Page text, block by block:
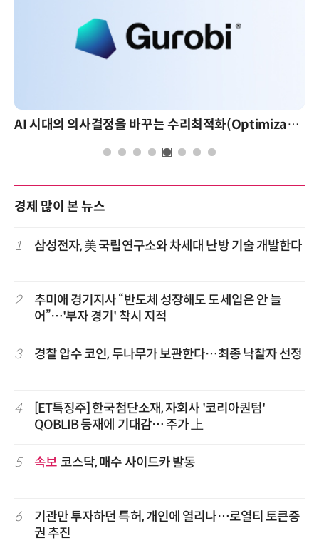
AI 시대의 의사결정을 바꾸는 수리최적화(Optimization): 실제 산업 적용 사례와 활용 전략
경제 많이 본 뉴스
1 삼성전자, 美 국립연구소와 차세대 난방 기술 개발한다
2
추미애 경기지사 “반도체 성장해도 도세입은 안 늘
어”…'부자 경기' 착시 지적
3 경찰 압수 코인, 두나무가 보관한다…최종 낙찰자 선정
4
[ET특징주] 한국첨단소재, 자회사 '코리아퀀텀'
QOBLIB 등재에 기대감… 주가 上
5 속보 코스닥, 매수 사이드카 발동
6
기관만 투자하던 특허, 개인에 열리나…로열티 토큰증
권 추진